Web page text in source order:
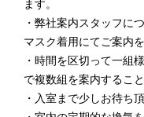
ます。
・弊社案内スタッフに
マスク着用にてご案内
・時間を区切って一組
で複数組を案内するこ
・入室まで少しお待ち